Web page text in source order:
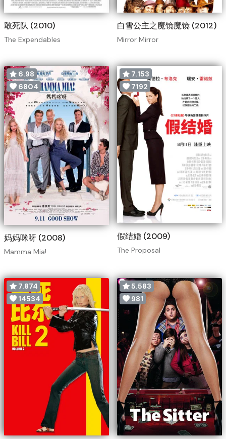
敢死队 (2010)
The Expendables
白雪公主之魔镜魔镜 (2012)
Mirror Mirror
6.98
6804
妈妈咪呀 (2008)
Mamma Mia!
7.153
7192
假结婚 (2009)
The Proposal
7.874
14534
5.583
981